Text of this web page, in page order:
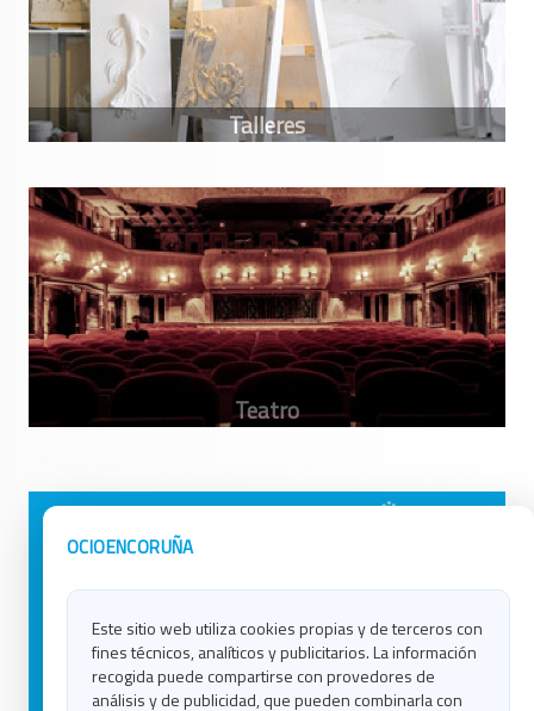
OCIOENCORUÑA
Este sitio web utiliza cookies propias y de terceros con
fines técnicos, analíticos y publicitarios. La información
recogida puede compartirse con provedores de
análisis y de publicidad, que pueden combinarla con
Avisos Legales
Contacto
Política de Cookies
Ocio en Lugo
Ocio en Ourense
Ocio en Pontevedra